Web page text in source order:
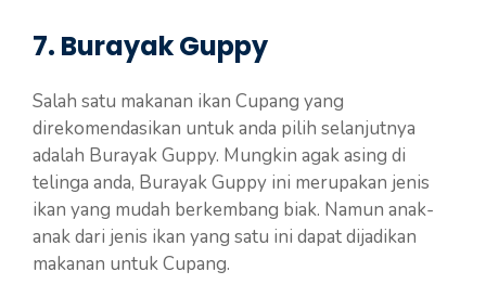
7. Burayak Guppy
Salah satu makanan ikan Cupang yang
direkomendasikan untuk anda pilih selanjutnya
adalah Burayak Guppy. Mungkin agak asing di
telinga anda, Burayak Guppy ini merupakan jenis
ikan yang mudah berkembang biak. Namun anak-
anak dari jenis ikan yang satu ini dapat dijadikan
makanan untuk Cupang.